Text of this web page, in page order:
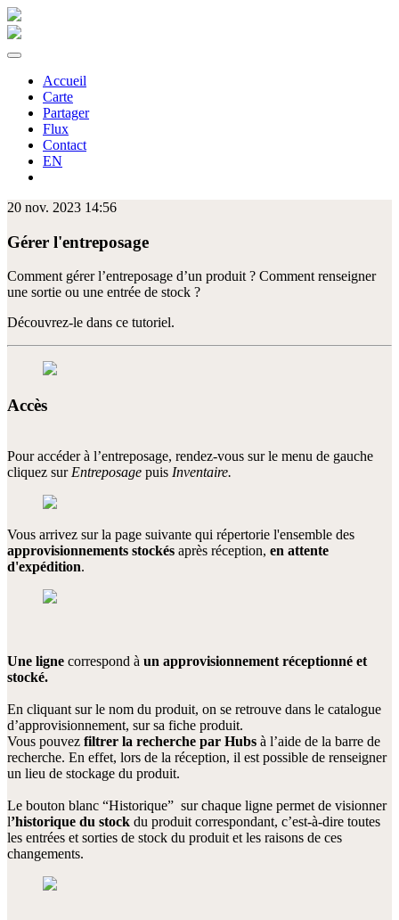
Accueil
Carte
Partager
Flux
Contact
EN
20 nov. 2023 14:56
Gérer l'entreposage
Comment gérer l’entreposage d’un produit ? Comment renseigner
une sortie ou une entrée de stock ?
Découvrez-le dans ce tutoriel.
Accès
Pour accéder à l’entreposage, rendez-vous sur le menu de gauche
cliquez sur Entreposage puis Inventaire.
Vous arrivez sur la page suivante qui répertorie l'ensemble des
approvisionnements stockés après réception, en attente
d'expédition.
Une ligne correspond à un approvisionnement réceptionné et
stocké.
En cliquant sur le nom du produit, on se retrouve dans le catalogue
d’approvisionnement, sur sa fiche produit.
Vous pouvez filtrer la recherche par Hubs à l’aide de la barre de
recherche. En effet, lors de la réception, il est possible de renseigner
un lieu de stockage du produit.
Le bouton blanc “Historique” sur chaque ligne permet de visionner
l’historique du stock du produit correspondant, c’est-à-dire toutes
les entrées et sorties de stock du produit et les raisons de ces
changements.